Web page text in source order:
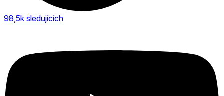
98,5k sledujících